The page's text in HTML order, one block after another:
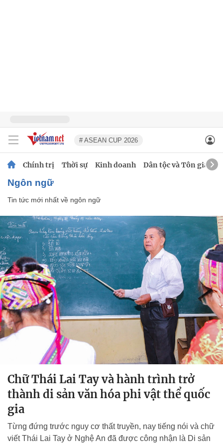
# ASEAN CUP 2026
Chính trị Thời sự Kinh doanh Dân tộc và Tôn giáo
ngôn ngữ
Tin tức mới nhất về ngôn ngữ
Chữ Thái Lai Tay và hành trình trở
thành di sản văn hóa phi vật thể quốc
gia
Từng đứng trước nguy cơ thất truyền, nay tiếng nói và chữ
viết Thái Lai Tay ở Nghệ An đã được công nhận là Di sản